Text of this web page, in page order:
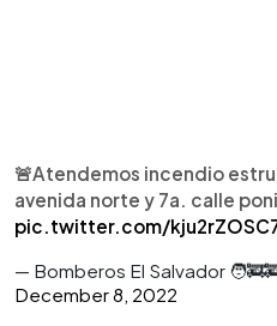
🚨Atendemos incendio
avenida norte y 7a. calle
pic.twitter.com/
— Bomberos El Salvador 🧑‍🚒
December 8, 2022